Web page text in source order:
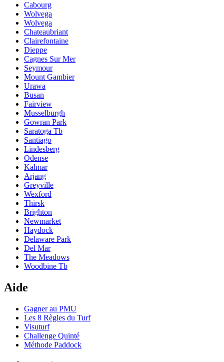
Cabourg
Wolvega
Wolvega
Chateaubriant
Clairefontaine
Dieppe
Cagnes Sur Mer
Seymour
Mount Gambier
Urawa
Busan
Fairview
Musselburgh
Gowran Park
Saratoga Tb
Santiago
Lindesberg
Odense
Kalmar
Arjang
Greyville
Wexford
Thirsk
Brighton
Newmarket
Haydock
Delaware Park
Del Mar
The Meadows
Woodbine Tb
Aide
Gagner au PMU
Les 8 Règles du Turf
Visuturf
Challenge Quinté
Méthode Paddock